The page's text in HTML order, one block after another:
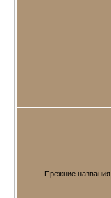
Прежние названия